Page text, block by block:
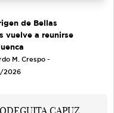
de Bellas
vuelve a reunirse
M. Crespo -
2026